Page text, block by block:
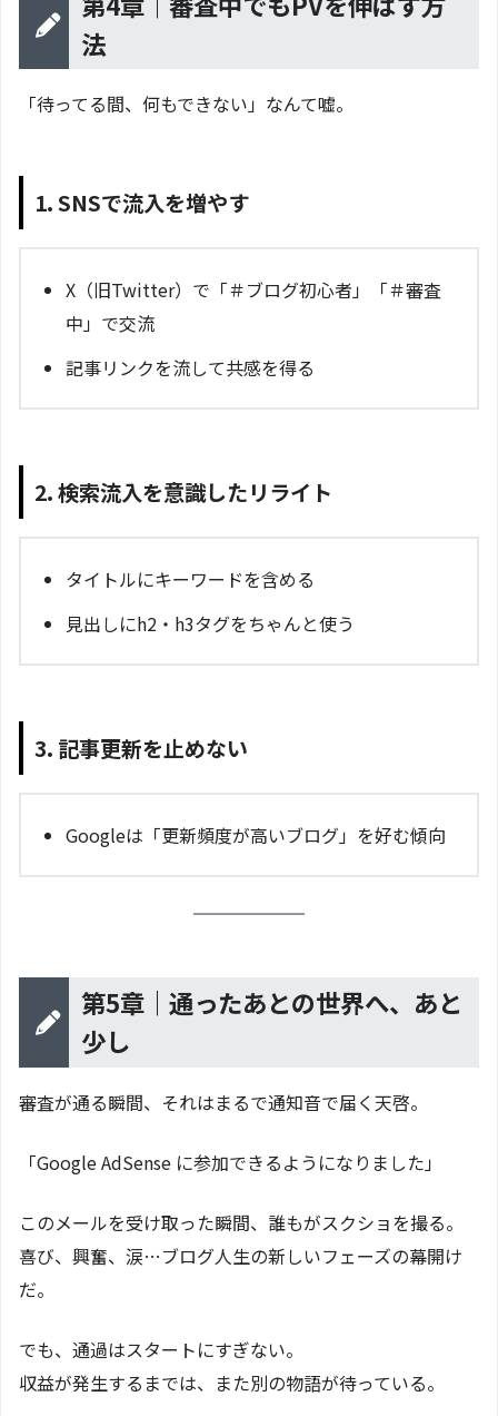
法
「待ってる間、何もできない」なんて嘘。
1. SNSで流入を増やす
X（旧Twitter）で「＃ブログ初心者」「＃審査
中」で交流
記事リンクを流して共感を得る
2. 検索流入を意識したリライト
タイトルにキーワードを含める
見出しにh2・h3タグをちゃんと使う
3. 記事更新を止めない
Googleは「更新頻度が高いブログ」を好む傾向
第5章｜通ったあとの世界へ、あと
少し
審査が通る瞬間、それはまるで通知音で届く天啓。
「Google AdSense に参加できるようになりました」
このメールを受け取った瞬間、誰もがスクショを撮る。
喜び、興奮、涙…ブログ人生の新しいフェーズの幕開け
だ。
でも、通過はスタートにすぎない。
収益が発生するまでは、また別の物語が待っている。